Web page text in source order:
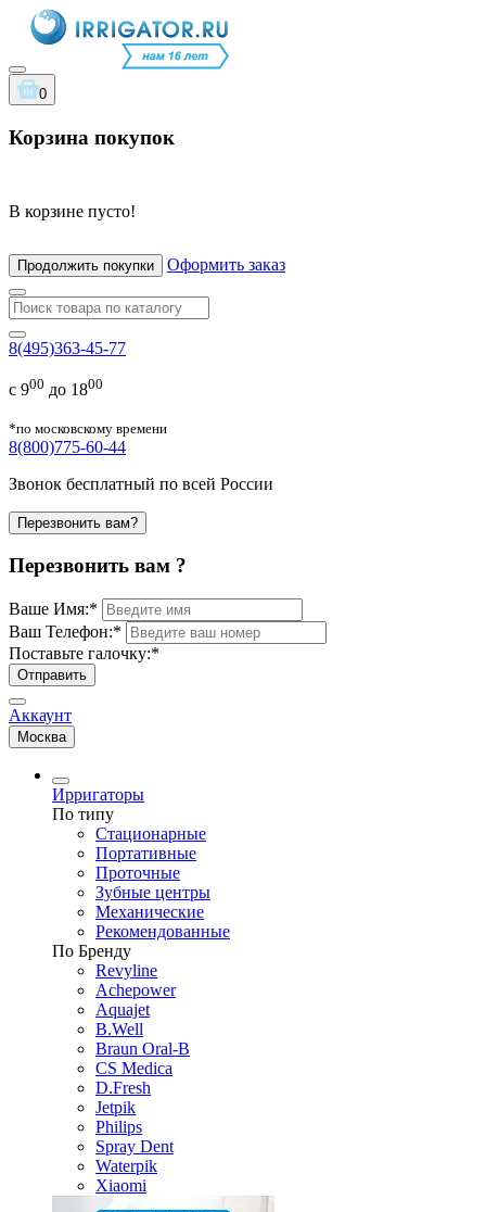
0
Корзина покупок
В корзине пусто!
Продолжить покупки Оформить заказ
8(495)363-45-77
с 900 до 1800
*по московскому времени
8(800)775-60-44
Звонок бесплатный по всей России
Перезвонить вам?
Перезвонить вам ?
Ваше Имя:*
Ваш Телефон:*
Поставьте галочку:*
Отправить
Аккаунт
Москва
Ирригаторы
По типу
Стационарные
Портативные
Проточные
Зубные центры
Механические
Рекомендованные
По Бренду
Revyline
Achepower
Aquajet
B.Well
Braun Oral-B
CS Medica
D.Fresh
Jetpik
Philips
Spray Dent
Waterpik
Xiaomi